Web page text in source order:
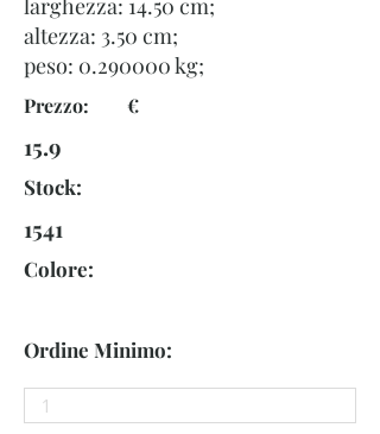
larghezza: 14.50 cm;
altezza: 3.50 cm;
peso: 0.290000kg;
Prezzo: €
15.9
Stock:
1541
Colore:
Ordine Minimo: